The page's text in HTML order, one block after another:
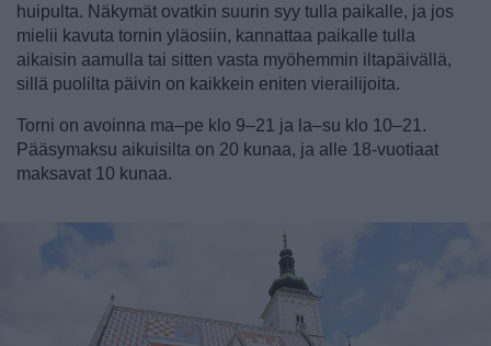
huipulta. Näkymät ovatkin suurin syy tulla paikalle, ja jos
mielii kavuta tornin yläosiin, kannattaa paikalle tulla
aikaisin aamulla tai sitten vasta myöhemmin iltapäivällä,
sillä puolilta päivin on kaikkein eniten vierailijoita.
Torni on avoinna ma–pe klo 9–21 ja la–su klo 10–21.
Pääsymaksu aikuisilta on 20 kunaa, ja alle 18-vuotiaat
maksavat 10 kunaa.